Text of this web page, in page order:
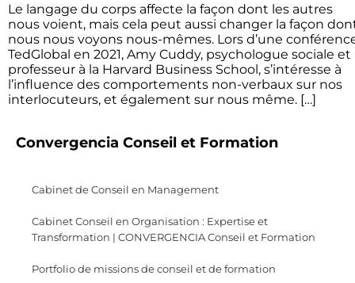
Le langage du corps affecte la façon dont les autres
nous voient, mais cela peut aussi changer la façon
nous nous voyons nous-mêmes. Lors d’une
TedGlobal en 2021, Amy Cuddy, psychologue sociale et
professeur à la Harvard Business School, s’intéresse à
l’influence des comportements non-verbaux sur nos
interlocuteurs, et également sur nous même. […]
Convergencia Conseil et Formation
Cabinet de Conseil en Management
Cabinet Conseil en Organisation : Expertise et
Transformation | CONVERGENCIA Conseil et Formation
Portfolio de missions de conseil et de formation